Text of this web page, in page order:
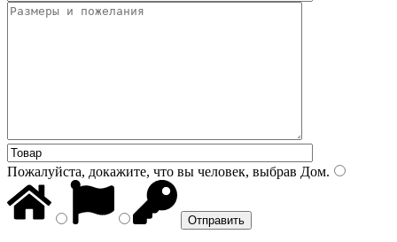
Пожалуйста, докажите, что вы человек, выбрав Дом.